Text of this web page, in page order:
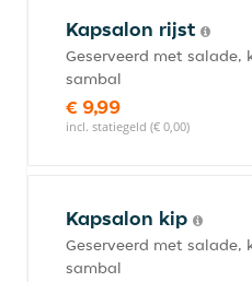
Kapsalon rijst
Geserveerd met salade,
sambal
€ 9,99
incl. statiegeld (€ 0,00)
Kapsalon kip
Geserveerd met salade,
sambal